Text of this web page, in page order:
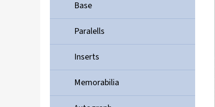
Base
Paralells
Inserts
Memorabilia
ULTIMATE GUARD MAGNETIC CARD CASE 35PT